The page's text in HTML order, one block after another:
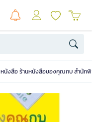
หนังสือ ร้านหนังสือของคุณกบ สำนัก